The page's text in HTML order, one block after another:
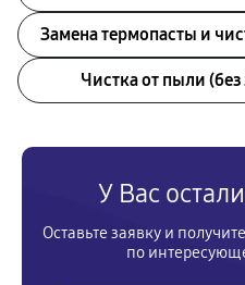
Замена термопасты и
Чистка от пыли
У Вас
Оставьте заявку и
по